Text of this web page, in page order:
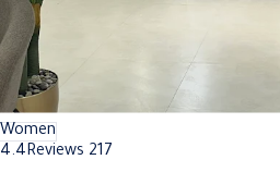
Women
4.4Reviews 217